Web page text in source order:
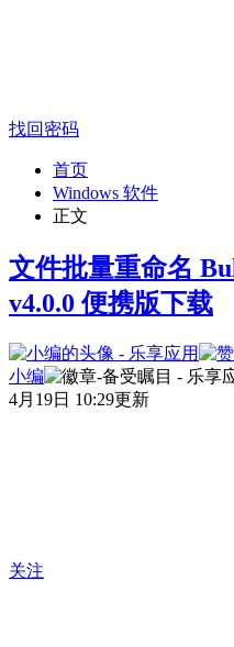
找回密码
首页
Windows 软件
正文
文件批量重命名
v4.0.0 便携版下载
小编
4月19日 10:29更新
关注